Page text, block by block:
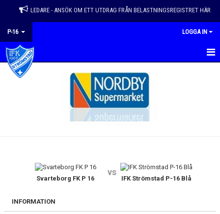
LEDARE - ANSÖK OM ETT UTDRAG FRÅN BELASTNINGSREGISTRET HÄR
P-16 LOGGA IN
HEM
DOKUMENT
BILDGALLERI
Svarteborg FK P 16
vs
IFK Strömstad P-16 Blå
INFORMATION